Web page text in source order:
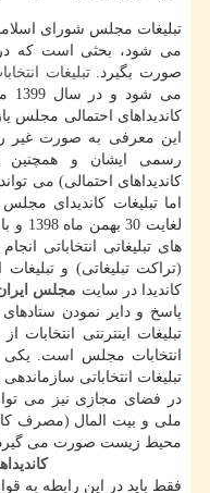
تبلیغات مجلس شورای اسلامی
می شود، بحثی است که
صورت بگیرد.تبلیغات
كاندیداهای احتمالی مجلس
این معرفی به صورت غیر
رسمی ایشان و
کاندیداهای احتمالی) می
های تبلیغاتی انتخاباتی
(تراکت تبلیغاتی) و
کاندیدا در سایت مجلس
پاسخ و دایر نمودن
تبلیغات اینترنتی
انتخابات مجلس است. یکی
تبلیغات انتخاباتی
در فضای مجازی نیز می
ملی و بیت المال (مصرف
محیط زیست صورت می گیرد) با
فقط باید در این رابطه به